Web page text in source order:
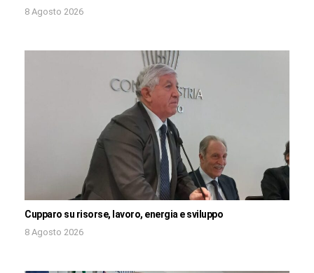
8 Agosto 2026
Cupparo su risorse, lavoro, energia e sviluppo
8 Agosto 2026